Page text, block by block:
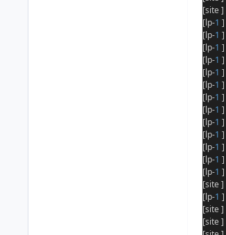
[site ]
[lp-1 ]
[lp-1 ]
[lp-1 ]
[lp-1 ]
[lp-1 ]
[lp-1 ]
[lp-1 ]
[lp-1 ]
[lp-1 ]
[lp-1 ]
[lp-1 ]
[lp-1 ]
[lp-1 ]
[site ]
[lp-1 ]
[site ]
[site ]